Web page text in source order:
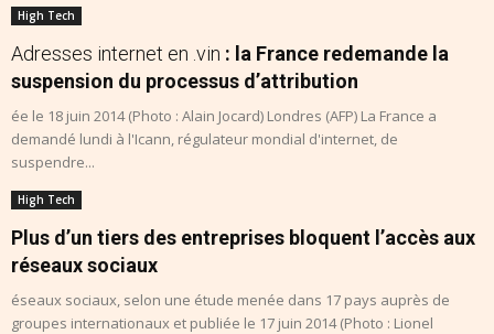
High Tech
Adresses internet en .vin : la France redemande la
suspension du processus d’attribution
ée le 18 juin 2014 (Photo : Alain Jocard) Londres (AFP) La France a
demandé lundi à l'Icann, régulateur mondial d'internet, de
suspendre...
High Tech
Plus d’un tiers des entreprises bloquent l’accès aux
réseaux sociaux
éseaux sociaux, selon une étude menée dans 17 pays auprès de
groupes internationaux et publiée le 17 juin 2014 (Photo : Lionel